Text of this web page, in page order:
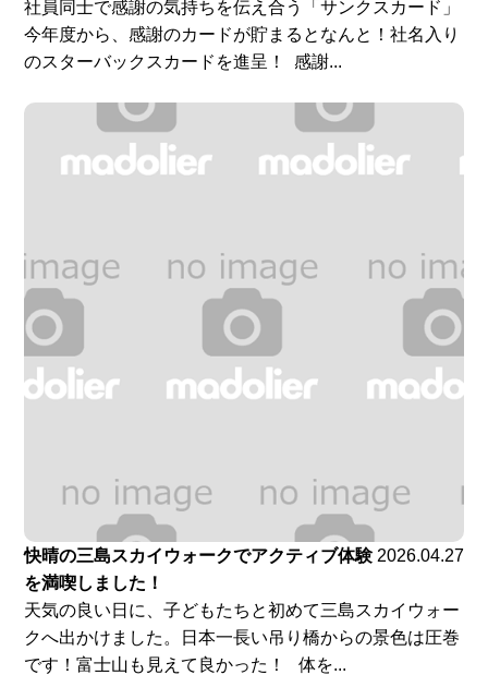
社員同士で感謝の気持ちを伝え合う「サンクスカード」
今年度から、感謝のカードが貯まるとなんと！社名入り
のスターバックスカードを進呈！ 感謝...
快晴の三島スカイウォークでアクティブ体験
を満喫しました！
2026.04.27
天気の良い日に、子どもたちと初めて三島スカイウォー
クへ出かけました。日本一長い吊り橋からの景色は圧巻
です！富士山も見えて良かった！ 体を...